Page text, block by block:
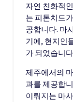
자연 친화적
는 피톤치드
공합니다. 마
기에, 현지인
가 되었습니
제주에서의
과를 제공합
이뤄지는 마